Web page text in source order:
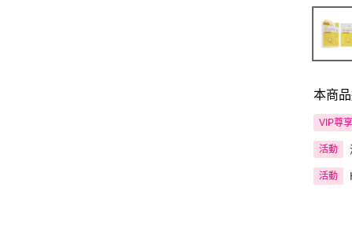
本商
VIP尊享
活動
活動